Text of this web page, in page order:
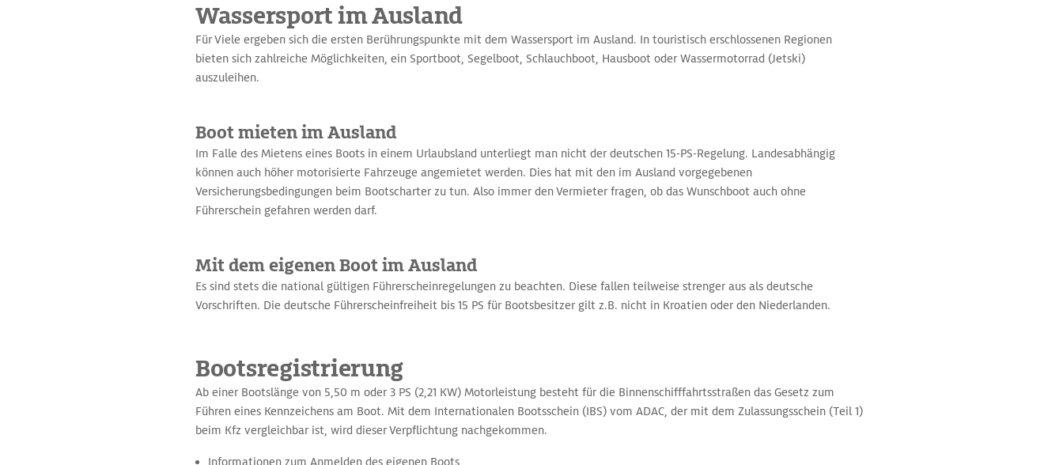
Wassersport im Ausland
Für Viele ergeben sich die ersten Berührungspunkte mit dem Wassersport im Ausland. In touristisch erschlossenen Regionen
bieten sich zahlreiche Möglichkeiten, ein Sportboot, Segelboot, Schlauchboot, Hausboot oder Wassermotorrad (Jetski)
auszuleihen.
Boot mieten im Ausland
Im Falle des Mietens eines Boots in einem Urlaubsland unterliegt man nicht der deutschen 15-PS-Regelung. Landesabhängig
können auch höher motorisierte Fahrzeuge angemietet werden. Dies hat mit den im Ausland vorgegebenen
Versicherungsbedingungen beim Bootscharter zu tun. Also immer den Vermieter fragen, ob das Wunschboot auch ohne
Führerschein gefahren werden darf.
Mit dem eigenen Boot im Ausland
Es sind stets die national gültigen Führerscheinregelungen zu beachten. Diese fallen teilweise strenger aus als deutsche
Vorschriften. Die deutsche Führerscheinfreiheit bis 15 PS für Bootsbesitzer gilt z.B. nicht in Kroatien oder den Niederlanden.
Bootsregistrierung
Ab einer Bootslänge von 5,50 m oder 3 PS (2,21 KW) Motorleistung besteht für die Binnenschifffahrtsstraßen das Gesetz zum
Führen eines Kennzeichens am Boot. Mit dem Internationalen Bootsschein (IBS) vom ADAC, der mit dem Zulassungsschein (Teil 1)
beim Kfz vergleichbar ist, wird dieser Verpflichtung nachgekommen.
Informationen zum Anmelden des eigenen Boots